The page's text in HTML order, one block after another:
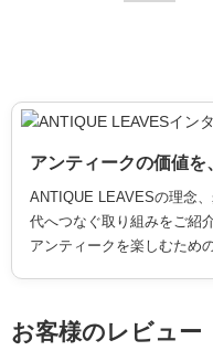
アンティークの価値を
ANTIQUE LEAVESの理念
代へつなぐ取り組みをご紹
アンティークを楽しむため
お客様のレビュー